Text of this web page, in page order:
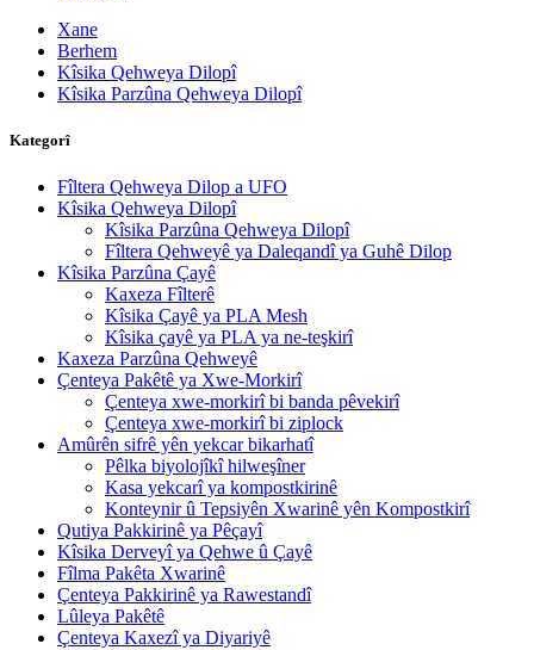
Xane
Berhem
Kîsika Qehweya Dilopî
Kîsika Parzûna Qehweya Dilopî
Kategorî
Fîltera Qehweya Dilop a UFO
Kîsika Qehweya Dilopî
Kîsika Parzûna Qehweya Dilopî
Fîltera Qehweyê ya Daleqandî ya Guhê Dilop
Kîsika Parzûna Çayê
Kaxeza Fîlterê
Kîsika Çayê ya PLA Mesh
Kîsika çayê ya PLA ya ne-teşkirî
Kaxeza Parzûna Qehweyê
Çenteya Pakêtê ya Xwe-Morkirî
Çenteya xwe-morkirî bi banda pêvekirî
Çenteya xwe-morkirî bi ziplock
Amûrên sifrê yên yekcar bikarhatî
Pêlka biyolojîkî hilweşîner
Kasa yekcarî ya kompostkirinê
Konteynir û Tepsiyên Xwarinê yên Kompostkirî
Qutiya Pakkirinê ya Pêçayî
Kîsika Derveyî ya Qehwe û Çayê
Fîlma Pakêta Xwarinê
Çenteya Pakkirinê ya Rawestandî
Lûleya Pakêtê
Çenteya Kaxezî ya Diyariyê